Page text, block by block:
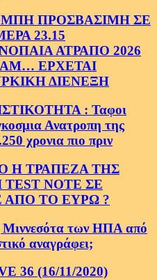
ΠΡΟΣΒΑΣΙΜΗ ΣΕ
23.15
ΑΤΡΑΠΟ 2026
ΕΡΧΕΤΑΙ
ΔΙΕΝΕΞΗ
: Ταφοι
Ανατροπη της
χρονια πιο πριν
Η ΤΡΑΠΕΖΑ ΤΗΣ
NOTE ΣΕ
ΤΟ ΕΥΡΩ ?
Μιννεσότα των ΗΠΑ από
αναγράφει;
36 (16/11/2020)